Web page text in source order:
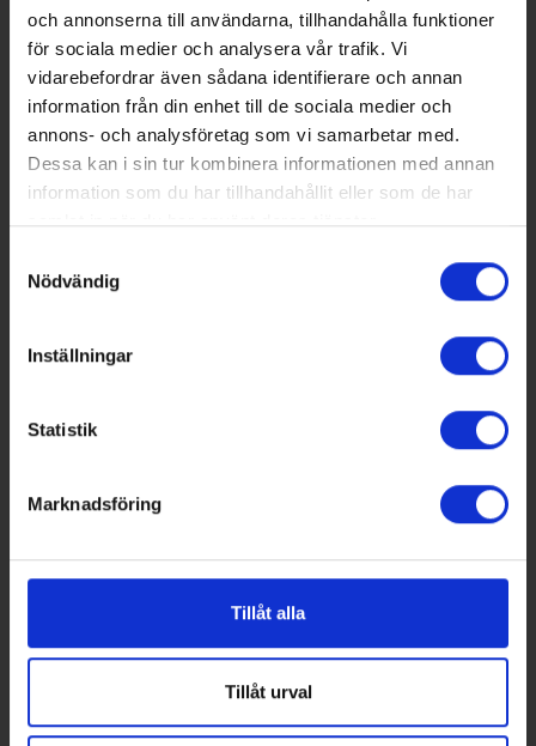
och annonserna till användarna, tillhandahålla funktioner
för sociala medier och analysera vår trafik. Vi
vidarebefordrar även sådana identifierare och annan
information från din enhet till de sociala medier och
annons- och analysföretag som vi samarbetar med.
Dessa kan i sin tur kombinera informationen med annan
information som du har tillhandahållit eller som de har
samlat in när du har använt deras tjänster.
Nödvändig
Inställningar
Statistik
Marknadsföring
Tillåt alla
Tillåt urval
expanderar
GK får installationsuppdrag när
Upplands Väsby